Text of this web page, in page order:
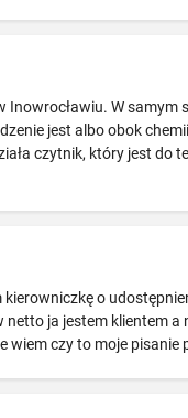
W
jest albo obok
czytnik, który jest do
o
ja jestem klientem
czy to moje pisanie